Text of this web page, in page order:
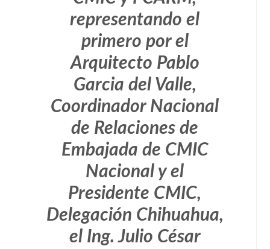
representando el
primero por el
Arquitecto Pablo
Garcia del Valle,
Coordinador Nacional
de Relaciones de
Embajada de CMIC
Nacional y el
Presidente CMIC,
Delegación Chihuahua,
el Ing. Julio César